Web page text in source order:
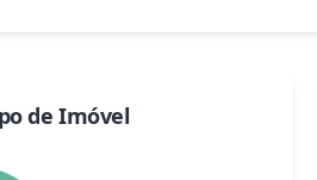
de Imóvel